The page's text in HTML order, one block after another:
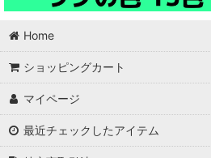
Home
ショッピングカート
マイページ
最近チェックしたアイテム